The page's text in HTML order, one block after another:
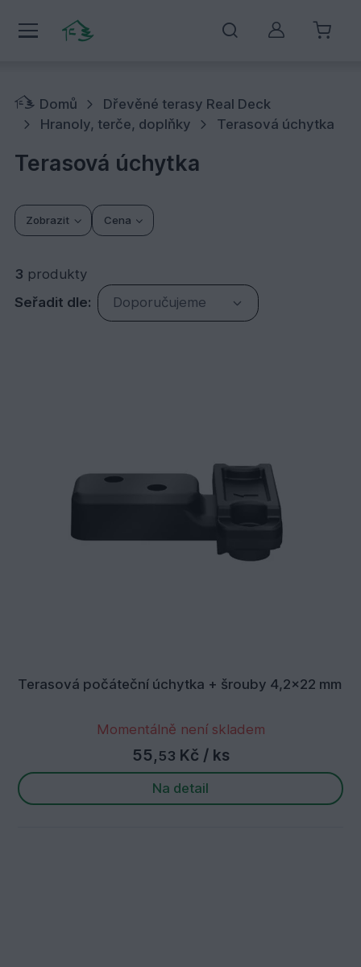
Můj účet
Domů
Dřevěné terasy Real Deck
Hranoly, terče, doplňky
Terasová úchytka
Terasová úchytka
Zobrazit Cena
3 produkty
Seřadit dle:
Doporučujeme
Terasová počáteční úchytka + šrouby 4,2x22 mm
Momentálně není skladem
55, 53 Kč / ks
Na detail